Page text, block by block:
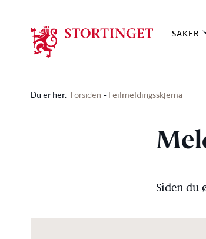
SAKER
Du er her: Forsiden Feilmeldingsskjema
Siden du